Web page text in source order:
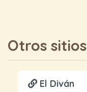
Otros sitios
El Diván